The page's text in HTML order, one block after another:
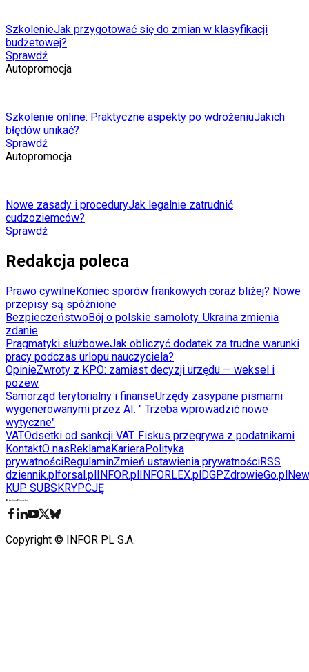
SzkolenieJak przygotować się do zmian w klasyfikacji
budżetowej?
Sprawdź
Autopromocja
Szkolenie online: Praktyczne aspekty po wdrożeniuJakich
błędów unikać?
Sprawdź
Autopromocja
Nowe zasady i proceduryJak legalnie zatrudnić
cudzoziemców?
Sprawdź
Redakcja poleca
Prawo cywilneKoniec sporów frankowych coraz bliżej? Nowe
przepisy są spóźnione
BezpieczeństwoBój o polskie samoloty. Ukraina zmienia
zdanie
Pragmatyki służboweJak obliczyć dodatek za trudne warunki
pracy podczas urlopu nauczyciela?
OpinieZwroty z KPO: zamiast decyzji urzędu — weksel i
pozew
Samorząd terytorialny i finanseUrzędy zasypane pismami
wygenerowanymi przez AI. " Trzeba wprowadzić nowe
wytyczne"
VATOdsetki od sankcji VAT. Fiskus przegrywa z podatnikami
KontaktO nasReklamaKarieraPolityka
prywatnościRegulaminZmień ustawienia prywatnościRSS
dziennik.plforsal.plINFOR.plINFORLEX.plDGPZdrowieGo.pl
KUP SUBSKRYPCJĘ
Copyright © INFOR PL S.A.